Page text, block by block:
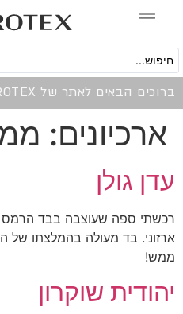
ברוכים הבאים לאתר של EROTEX!
ארכיונים:
עדן גולן
רכשתי ספה שעוצבה בבד הרמס
ארזוני. בד מעולה בהמלצתו של
ממש!
יהודית שוקרון